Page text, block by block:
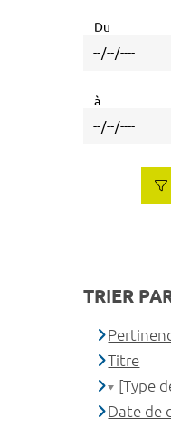
Du
à
TRIER
Titre
[Type
Date de